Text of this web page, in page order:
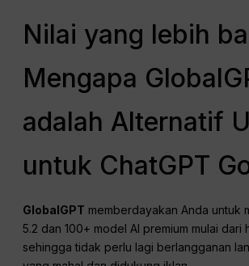
Nilai yang lebih
Mengapa
adalah Alternatif
untuk ChatGPT
GlobalGPT memberdayakan Anda untuk
5.2 dan 100+ model AI premium mulai dari
sehingga tidak perlu lagi berlangganan